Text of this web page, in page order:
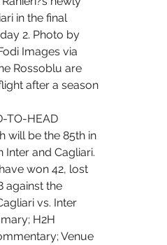
in the final
2. Photo by
Images via
Rossoblu are
after a season
TO-HEAD
will be the 85th in
Inter and Cagliari.
won 42, lost
against the
vs. Inter
H2H
Venue